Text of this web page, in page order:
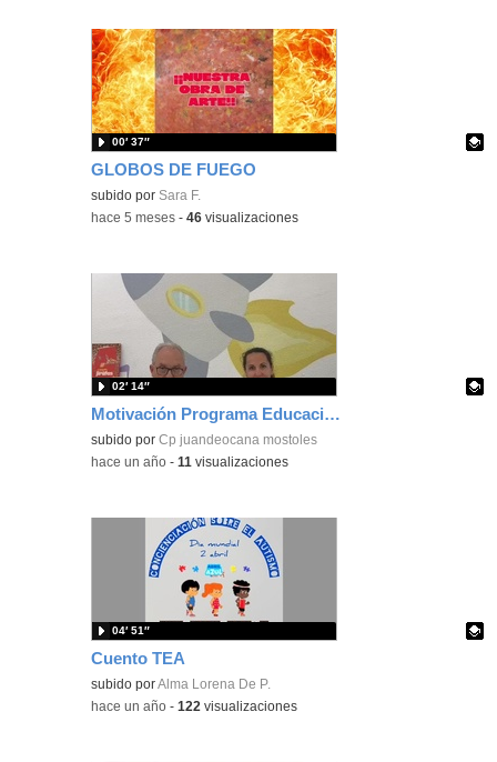
GLOBOS DE FUEGO
Contenido educativo.
subido por Sara F.
00′ 37″
-hace 5 meses -46 visualizaciones
Motivación Programa Educación Responsable
Contenido educativo.
subido porCp juandeocana mostoles
02′ 14″
-hace un año -11 visualizaciones
Cuento TEA
Contenido educativo.
subido porAlma Lorena De P.
04′ 51″
-hace un año -122 visualizaciones